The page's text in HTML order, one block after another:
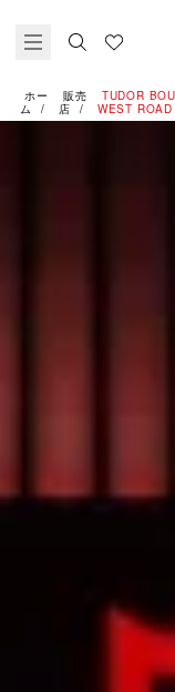
ホー
ム
販売
店
‭TUDOR
WEST